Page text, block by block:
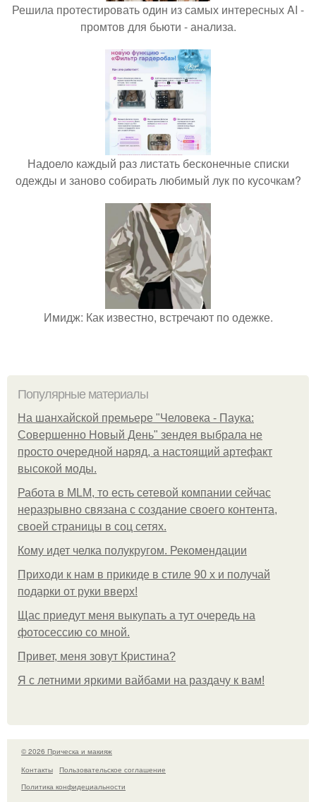
Решила протестировать один из самых интересных AI -
промтов для бьюти - анализа.
Надоело каждый раз листать бесконечные списки
одежды и заново собирать любимый лук по кусочкам?
Имидж: Как известно, встречают по одежке.
Популярные материалы
На шанхайской премьере "Человека - Паука:
Совершенно Новый День" зендея выбрала не
просто очередной наряд, а настоящий артефакт
высокой моды.
Работа в MLM, то есть сетевой компании сейчас
неразрывно связана с создание своего контента,
своей страницы в соц сетях.
Кому идет челка полукругом. Рекомендации
Приходи к нам в прикиде в стиле 90 х и получай
подарки от руки вверх!
Щас приедут меня выкупать а тут очередь на
фотосессию со мной.
Привет, меня зовут Кристина?
Я с летними яркими вайбами на раздачу к вам!
© 2026 Прическа и макияж
Контакты
Пользовательское соглашение
Политика конфидециальности